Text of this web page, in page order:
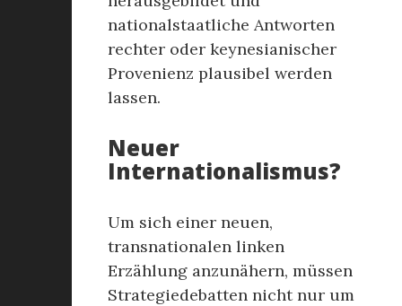
nationalstaatliche Antworten
rechter oder keynesianischer
Provenienz plausibel werden
lassen.
Neuer
Internationalismus?
Um sich einer neuen,
transnationalen linken
Erzählung anzunähern, müssen
Strategiedebatten nicht nur um